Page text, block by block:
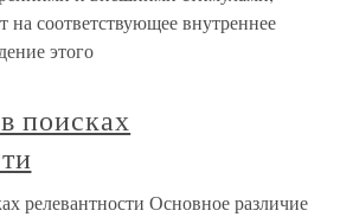
на соответствующее внутреннее
этого
поисках
релевантности Основное различие